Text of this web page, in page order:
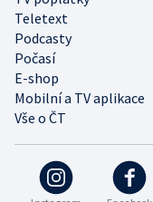
Teletext
Podcasty
Počasí
E-shop
Mobilní a TV aplikace
Vše o ČT